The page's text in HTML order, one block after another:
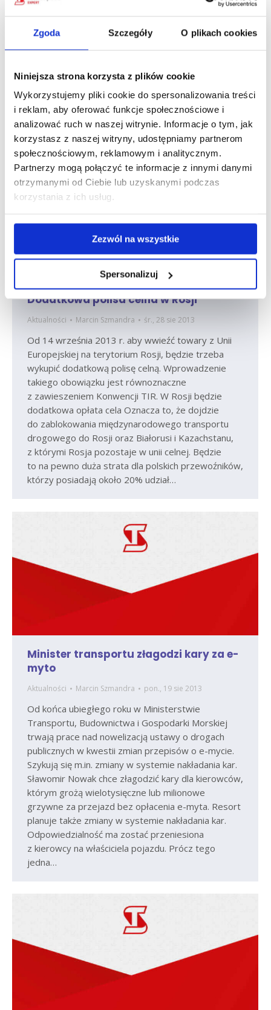
Zgoda Szczegóły O plikach cookies
Niniejsza strona korzysta z plików cookie
Wykorzystujemy pliki cookie do spersonalizowania treści
i reklam, aby oferować funkcje społecznościowe i
analizować ruch w naszej witrynie. Informacje o tym, jak
korzystasz z naszej witryny, udostępniamy partnerom
społecznościowym, reklamowym i analitycznym.
Partnerzy mogą połączyć te informacje z innymi danymi
otrzymanymi od Ciebie lub uzyskanymi podczas
korzystania z ich usług.
Zezwól na wszystkie
Spersonalizuj
za przejazd. Nowelizacja wniesie zmiany
w zasadach odpowiedzialności za przejazd płatną
za naruszenie prawa będzie właściciel pojazdu
a nie, jak do tej pory, kierowca. Ministerstwo chce
także zmniejszyć kary (z 3 tys. zł do 1,5 tys. za brak
wniesionej opłaty) oraz wprowadzić zasadę „jedna
doba – jedna kara”,…
Dodatkowa polisa celna w Rosji
Aktualności Marcin Szmandra śr., 28 sie 2013
Od 14 września 2013 r. aby wwieźć towary z Unii
Europejskiej na terytorium Rosji, będzie trzeba
wykupić dodatkową polisę celną. Wprowadzenie
takiego obowiązku jest równoznaczne
z zawieszeniem Konwencji TIR. W Rosji będzie
dodatkowa opłata cela Oznacza to, że dojdzie
do zablokowania międzynarodowego transportu
drogowego do Rosji oraz Białorusi i Kazachstanu,
z którymi Rosja pozostaje w unii celnej. Będzie
to na pewno duża strata dla polskich przewoźników,
którzy posiadają około 20% udział…
Minister transportu złagodzi kary za e-
myto
Aktualności Marcin Szmandra pon., 19 sie 2013
Od końca ubiegłego roku w Ministerstwie
Transportu, Budownictwa i Gospodarki Morskiej
trwają prace nad nowelizacją ustawy o drogach
publicznych w kwestii zmian przepisów o e-mycie.
Szykują się m.in. zmiany w systemie nakładania kar.
Sławomir Nowak chce złagodzić kary dla kierowców,
którym grożą wielotysięczne lub milionowe
grzywne za przejazd bez opłacenia e-myta. Resort
planuje także zmiany w systemie nakładania kar.
Odpowiedzialność ma zostać przeniesiona
z kierowcy na właściciela pojazdu. Prócz tego
jedna…